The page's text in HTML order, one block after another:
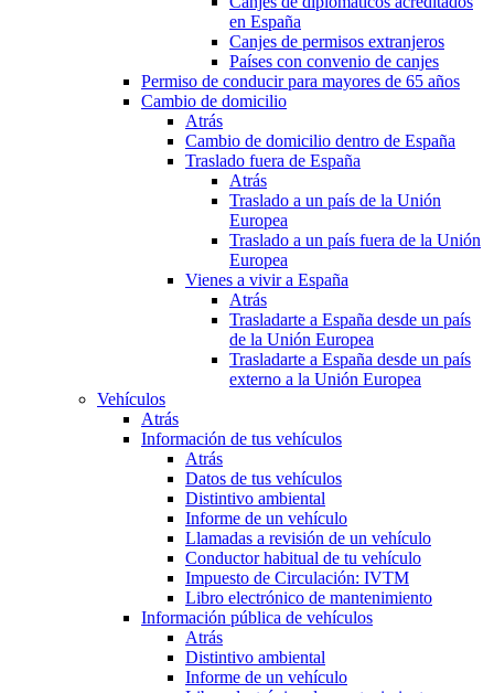
en España
Canjes de permisos extranjeros
Países con convenio de canjes
Permiso de conducir para mayores de 65 años
Cambio de domicilio
Atrás
Cambio de domicilio dentro de España
Traslado fuera de España
Atrás
Traslado a un país de la Unión
Europea
Traslado a un país fuera de la Unión
Europea
Vienes a vivir a España
Atrás
Trasladarte a España desde un país
de la Unión Europea
Trasladarte a España desde un país
externo a la Unión Europea
Vehículos
Atrás
Información de tus vehículos
Atrás
Datos de tus vehículos
Distintivo ambiental
Informe de un vehículo
Llamadas a revisión de un vehículo
Conductor habitual de tu vehículo
Impuesto de Circulación: IVTM
Libro electrónico de mantenimiento
Información pública de vehículos
Atrás
Distintivo ambiental
Informe de un vehículo